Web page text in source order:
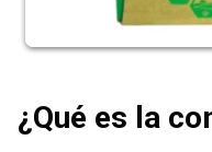
¿Qué es la